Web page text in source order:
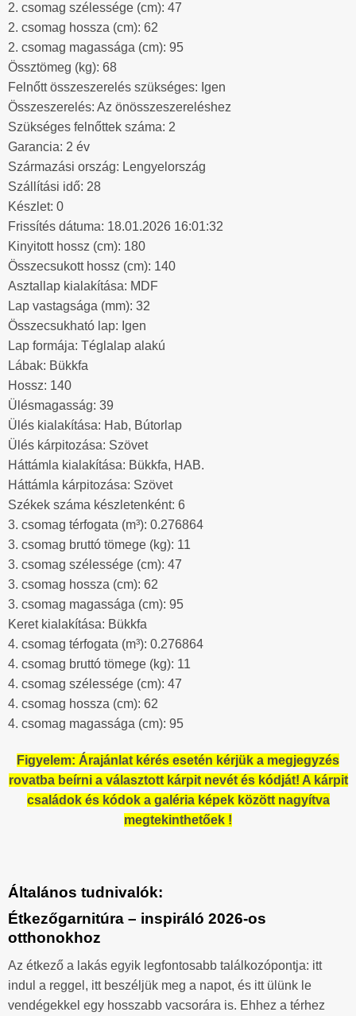
2. csomag szélessége (cm): 47
2. csomag hossza (cm): 62
2. csomag magassága (cm): 95
Össztömeg (kg): 68
Felnőtt összeszerelés szükséges: Igen
Összeszerelés: Az önösszeszereléshez
Szükséges felnőttek száma: 2
Garancia: 2 év
Származási ország: Lengyelország
Szállítási idő: 28
Készlet: 0
Frissítés dátuma: 18.01.2026 16:01:32
Kinyitott hossz (cm): 180
Összecsukott hossz (cm): 140
Asztallap kialakítása: MDF
Lap vastagsága (mm): 32
Összecsukható lap: Igen
Lap formája: Téglalap alakú
Lábak: Bükkfa
Hossz: 140
Ülésmagasság: 39
Ülés kialakítása: Hab, Bútorlap
Ülés kárpitozása: Szövet
Háttámla kialakítása: Bükkfa, HAB.
Háttámla kárpitozása: Szövet
Székek száma készletenként: 6
3. csomag térfogata (m³): 0.276864
3. csomag bruttó tömege (kg): 11
3. csomag szélessége (cm): 47
3. csomag hossza (cm): 62
3. csomag magassága (cm): 95
Keret kialakítása: Bükkfa
4. csomag térfogata (m³): 0.276864
4. csomag bruttó tömege (kg): 11
4. csomag szélessége (cm): 47
4. csomag hossza (cm): 62
4. csomag magassága (cm): 95
Figyelem: Árajánlat kérés esetén kérjük a megjegyzés
rovatba beírni a választott kárpit nevét és kódját! A kárpit
családok és kódok a galéria képek között nagyítva
megtekinthetőek !
Általános tudnivalók:
Étkezőgarnitúra – inspiráló 2026-os
otthonokhoz
Az étkező a lakás egyik legfontosabb találkozópontja: itt
indul a reggel, itt beszéljük meg a napot, és itt ülünk le
vendégekkel egy hosszabb vacsorára is. Ehhez a térhez